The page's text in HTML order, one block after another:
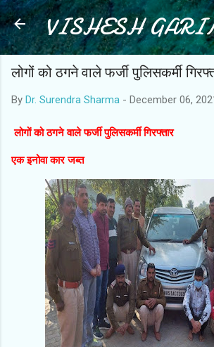
Skip to main content
VISHESH
लोगों को ठगने वाले फर्जी पुलिसकर्मी
By Dr. Surendra Sharma - December 06,
लोगों को ठगने वाले फर्जी पुलिसकर्मी गिरफ्तार
एक इनोवा कार जब्त